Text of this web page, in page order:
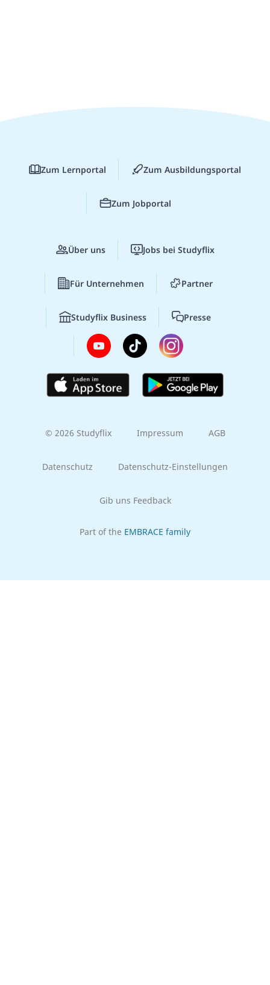
Zum Lernportal Zum Ausbildungsportal
Zum Jobportal
Über uns Jobs bei Studyflix
Für Unternehmen Partner
Studyflix Business Presse
© 2026 Studyflix Impressum AGB
Datenschutz Datenschutz-Einstellungen
Gib uns Feedback
Part of the EMBRACE family